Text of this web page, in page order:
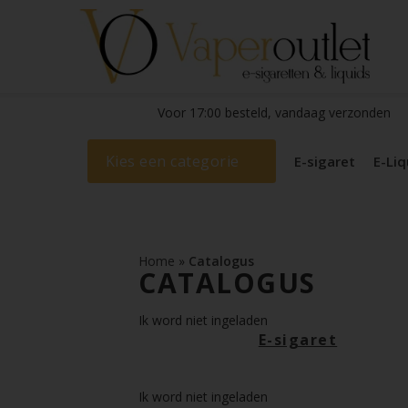
Voor 17:00 besteld, vandaag verzonden
Kies een categorie E-sigaret E-
Home » Catalogus
CATALOGUS
Ik word niet ingeladen
E-sigaret
Ik word niet ingeladen